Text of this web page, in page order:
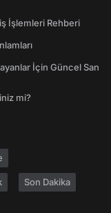
İşlemleri Rehberi
İçin Güncel San
mi?
Son Dakika